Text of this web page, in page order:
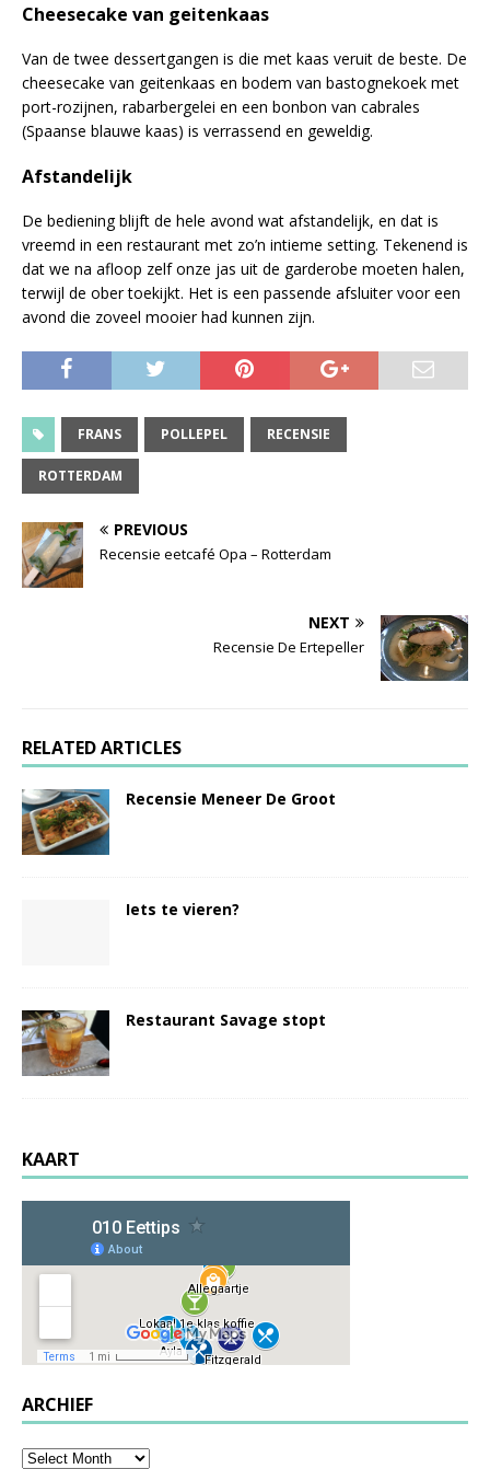
Cheesecake van geitenkaas
Van de twee dessertgangen is die met kaas veruit de beste. De
cheesecake van geitenkaas en bodem van bastognekoek met
port-rozijnen, rabarbergelei en een bonbon van cabrales
(Spaanse blauwe kaas) is verrassend en geweldig.
Afstandelijk
De bediening blijft de hele avond wat afstandelijk, en dat is
vreemd in een restaurant met zo’n intieme setting. Tekenend is
dat we na afloop zelf onze jas uit de garderobe moeten halen,
terwijl de ober toekijkt. Het is een passende afsluiter voor een
avond die zoveel mooier had kunnen zijn.
FRANS POLLEPEL RECENSIE
ROTTERDAM
PREVIOUS
Recensie eetcafé Opa – Rotterdam
NEXT
Recensie De Ertepeller
RELATED ARTICLES
Recensie Meneer De Groot
Iets te vieren?
Restaurant Savage stopt
KAART
ARCHIEF